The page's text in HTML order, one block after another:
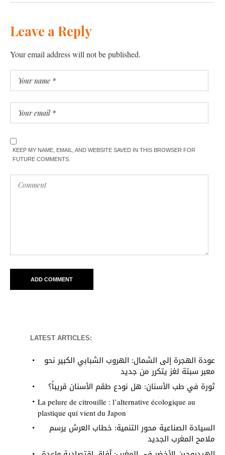
Leave a Reply
Your email address will not be published.
KEEP MY NAME, EMAIL, AND WEBSITE SAVED IN THIS BROWSER FOR
FUTURE COMMENTS.
LATEST ARTICLES:
عودة الهجرة إلى الشمال: الهروب الشبابي الكبير نحو
معبر سبتة لغز يتكرر من جديد
ثورة في طب الأسنان: هل نودع طقم الأسنان قريباً؟
La pelure de citrouille : l’alternative écologique au
plastique qui vient du Japon
السيادة الصناعية محور التنمية: خطاب العرش يرسم
ملامح المغرب الجديد